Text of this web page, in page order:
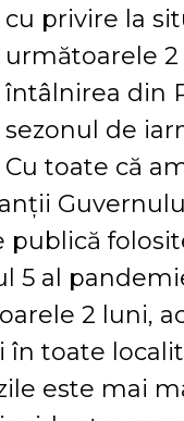
cu privire la
următoarele
întâlnirea din
sezonul de
Cu toate că
5 al
2 luni,
toate
este mai